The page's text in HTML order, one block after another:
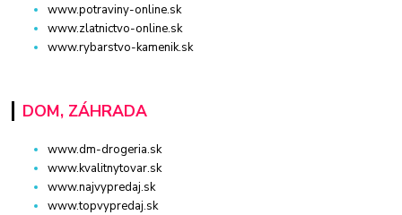
www.potraviny-online.sk
www.zlatnictvo-online.sk
www.rybarstvo-kamenik.sk
DOM, ZÁHRADA
www.dm-drogeria.sk
www.kvalitnytovar.sk
www.najvypredaj.sk
www.topvypredaj.sk